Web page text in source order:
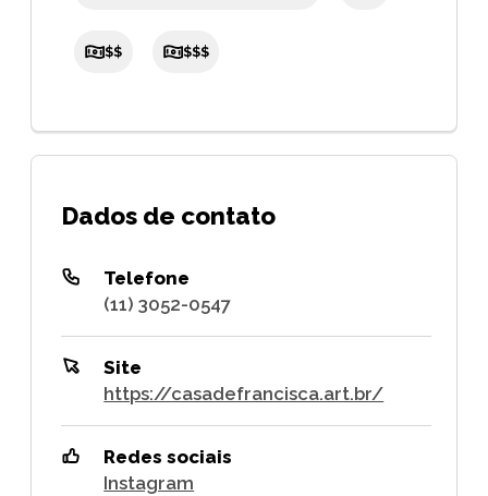
$$ $$$
Dados de contato
Telefone
(11) 3052-0547
Site
https://casadefrancisca.art.br/
Redes sociais
Instagram